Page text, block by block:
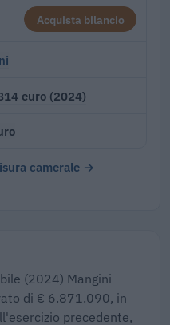
Acquista bilancio
euro (2024)
camerale →
(2024) Mangini
di € 6.871.090, in
precedente,